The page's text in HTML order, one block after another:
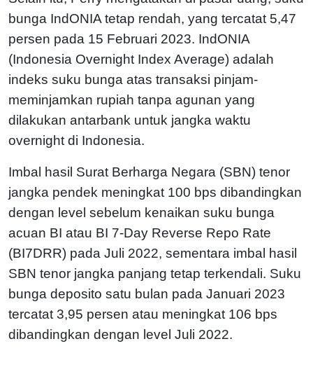
bunga IndONIA tetap rendah, yang tercatat 5,47
persen pada 15 Februari 2023. IndONIA
(Indonesia Overnight Index Average) adalah
indeks suku bunga atas transaksi pinjam-
meminjamkan rupiah tanpa agunan yang
dilakukan antarbank untuk jangka waktu
overnight di Indonesia.
Imbal hasil Surat Berharga Negara (SBN) tenor
jangka pendek meningkat 100 bps dibandingkan
dengan level sebelum kenaikan suku bunga
acuan BI atau BI 7-Day Reverse Repo Rate
(BI7DRR) pada Juli 2022, sementara imbal hasil
SBN tenor jangka panjang tetap terkendali. Suku
bunga deposito satu bulan pada Januari 2023
tercatat 3,95 persen atau meningkat 106 bps
dibandingkan dengan level Juli 2022.